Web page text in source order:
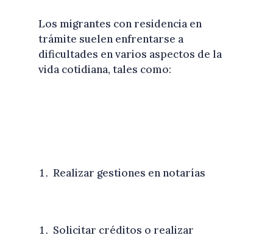
Los migrantes con residencia en
trámite suelen enfrentarse a
dificultades en varios aspectos de la
vida cotidiana, tales como:
Realizar gestiones en notarías
Solicitar créditos o realizar